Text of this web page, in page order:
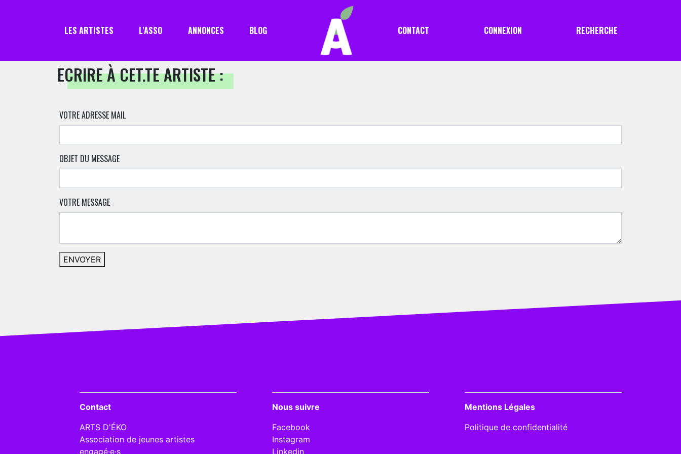
LES ARTISTES L'ASSO ANNONCES BLOG CONTACT CONNEXION RECHERCHE
ECRIRE À CET.TE ARTISTE :
VOTRE ADRESSE MAIL
OBJET DU MESSAGE
VOTRE MESSAGE
Contact
ARTS D'ÉKO
Association de jeunes artistes
engagé·e·s
Nous suivre
Facebook
Instagram
Linkedin
Mentions Légales
Politique de confidentialité